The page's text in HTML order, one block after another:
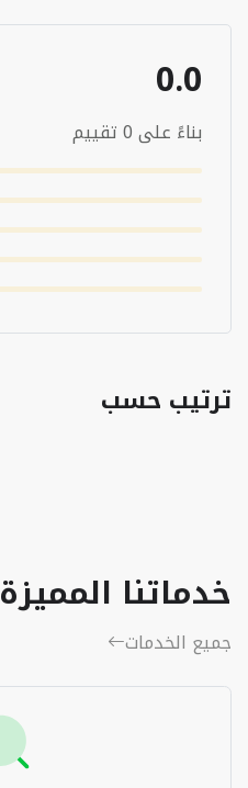
0.0
بناءً على 0 تقييم
ترتيب حسب
خدماتنا المميزة
جميع الخدمات